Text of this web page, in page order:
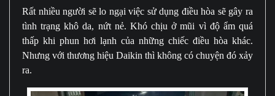
Rất nhiều người sẽ lo ngại việc sử dụng điều hòa sẽ gây ra
tình trạng khô da, nứt nẻ. Khó chịu ở mũi vì độ ẩm quá
thấp khi phun hơi lạnh của những chiếc điều hòa khác.
Nhưng với thương hiệu Daikin thì không có chuyện đó xảy
ra.